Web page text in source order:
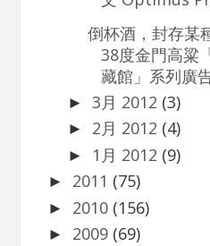
倒杯酒，封存某
38度金門高粱
藏館」系列廣
► 3月 2012 (3)
► 2月 2012 (4)
► 1月 2012 (9)
► 2011 (75)
► 2010 (156)
► 2009 (69)